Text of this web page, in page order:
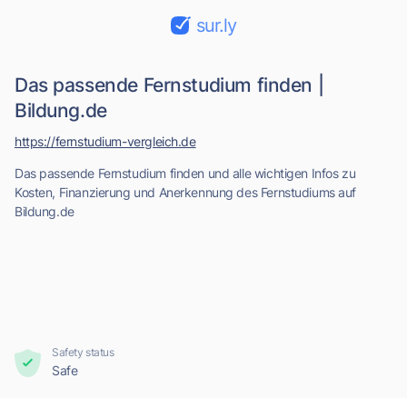
sur.ly
Das passende Fernstudium finden |
Bildung.de
Das passende Fernstudium finden und alle wichtigen Infos zu
Kosten, Finanzierung und Anerkennung des Fernstudiums auf
Bildung.de
https://fernstudium-vergleich.de
Safety status
Safe